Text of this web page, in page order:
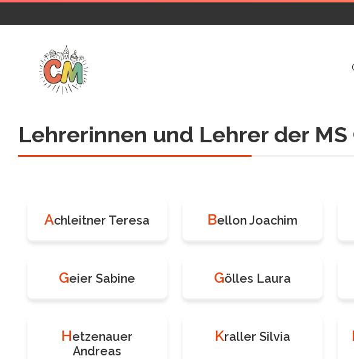
Lehrerinnen und Lehrer der
Achleitner Teresa Bellon Joachim
Geier Sabine Gölles Laura
Hetzenauer
Andreas
Kraller Silvia